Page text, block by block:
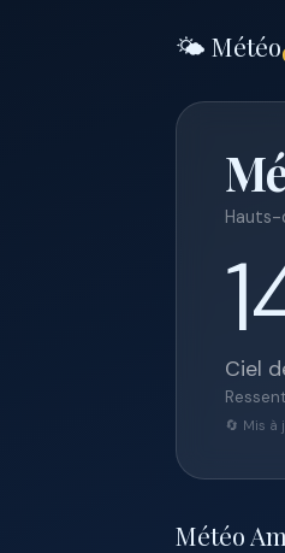
🌤️ Météo
Ciel
🔄 Mis
Météo